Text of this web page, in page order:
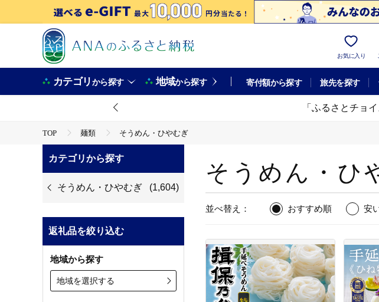
お気に入り
カテゴリから探す 地域から探す 寄付額から探す 旅先を探す
「ふるさとチョ
TOP 麺類 そうめん・ひやむぎ
カテゴリから探す
そうめん・ひやむぎ (1,604)
返礼品を絞り込む
地域から探す
地域を選択する
そうめん・ひ
並べ替え： おすすめ順 安